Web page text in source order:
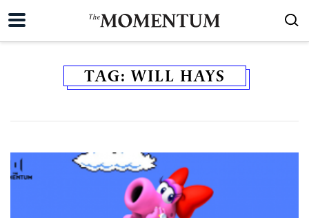
TAG:WILL HAYS